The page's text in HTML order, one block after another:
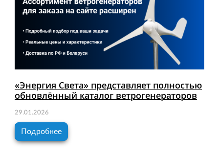
«Энергия Света» представляет полностью
обновлённый каталог ветрогенераторов
29.01.2026
Подробнее